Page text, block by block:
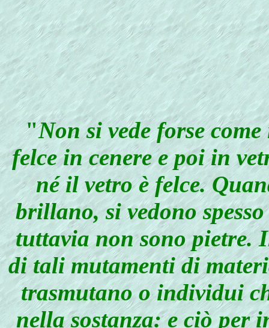
"Non si vede forse
felce in cenere e poi in
né il vetro è felce.
brillano, si vedono
tuttavia non sono pietre.
di tali mutamenti di
trasmutano o individui
nella sostanza: e ciò per